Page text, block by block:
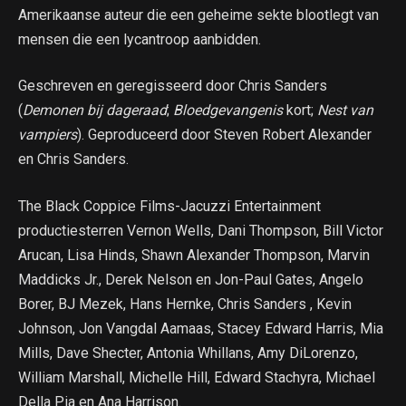
Amerikaanse auteur die een geheime sekte blootlegt van
mensen die een lycantroop aanbidden.
Geschreven en geregisseerd door Chris Sanders
(Demonen bij dageraad; Bloedgevangeniskort; Nest van
vampiers). Geproduceerd door Steven Robert Alexander
en Chris Sanders.
The Black Coppice Films-Jacuzzi Entertainment
productiesterren Vernon Wells, Dani Thompson, Bill Victor
Arucan, Lisa Hinds, Shawn Alexander Thompson, Marvin
Maddicks Jr., Derek Nelson en Jon-Paul Gates, Angelo
Borer, BJ Mezek, Hans Hernke, Chris Sanders , Kevin
Johnson, Jon Vangdal Aamaas, Stacey Edward Harris, Mia
Mills, Dave Shecter, Antonia Whillans, Amy DiLorenzo,
William Marshall, Michelle Hill, Edward Stachyra, Michael
Della Pia en Ana Harrison.